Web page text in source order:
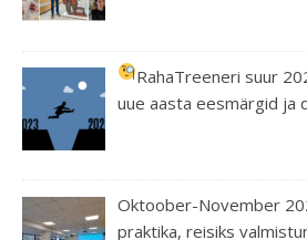
RahaTreeneri suur
uue aasta eesmärgid ja
Oktoober-November
praktika, reisiks